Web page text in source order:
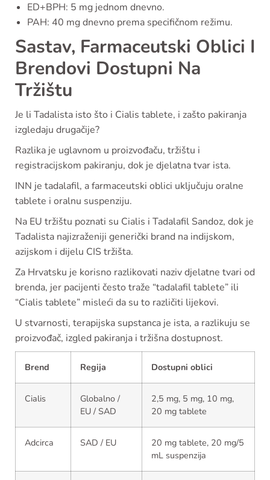
ED+BPH: 5 mg jednom dnevno.
PAH: 40 mg dnevno prema specifičnom režimu.
Sastav, Farmaceutski Oblici I
Brendovi Dostupni Na
Tržištu
Je li Tadalista isto što i Cialis tablete, i zašto pakiranja
izgledaju drugačije?
Razlika je uglavnom u proizvođaču, tržištu i
registracijskom pakiranju, dok je djelatna tvar ista.
INN je tadalafil, a farmaceutski oblici uključuju oralne
tablete i oralnu suspenziju.
Na EU tržištu poznati su Cialis i Tadalafil Sandoz, dok je
Tadalista najizraženiji generički brand na indijskom,
azijskom i dijelu CIS tržišta.
Za Hrvatsku je korisno razlikovati naziv djelatne tvari od
brenda, jer pacijenti često traže “tadalafil tablete” ili
“Cialis tablete” misleći da su to različiti lijekovi.
U stvarnosti, terapijska supstanca je ista, a razlikuju se
proizvođač, izgled pakiranja i tržišna dostupnost.
Brend Regija Dostupni oblici
Cialis
Globalno /
EU / SAD
2,5 mg, 5 mg, 10 mg,
20 mg tablete
Adcirca SAD / EU
20 mg tablete, 20 mg/5
mL suspenzija